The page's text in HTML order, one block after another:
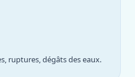
ruptures, dégâts des eaux.